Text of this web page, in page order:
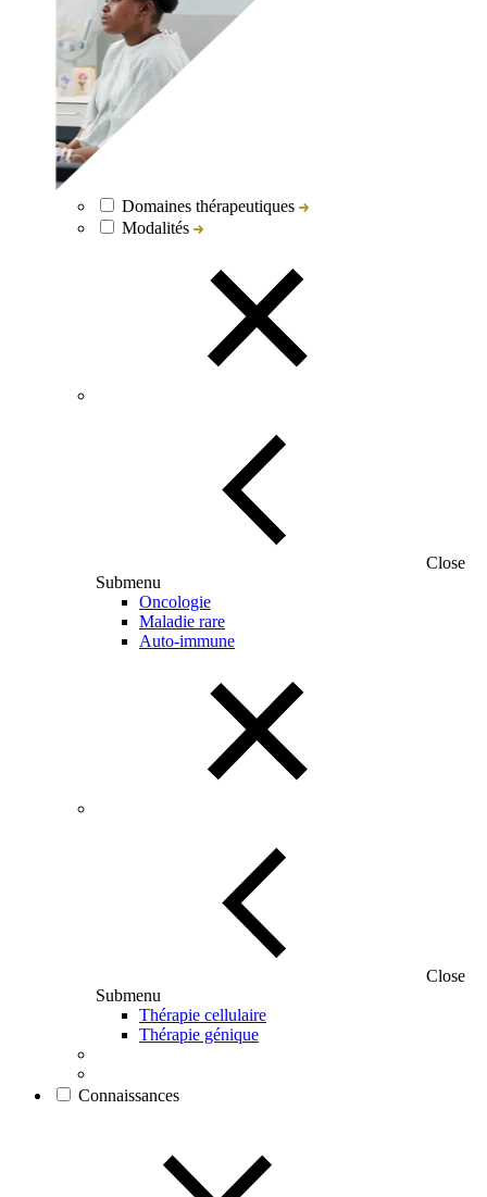
Domaines thérapeutiques
Modalités
Close
Submenu
Oncologie
Maladie rare
Auto-immune
Close
Submenu
Thérapie cellulaire
Thérapie génique
Connaissances